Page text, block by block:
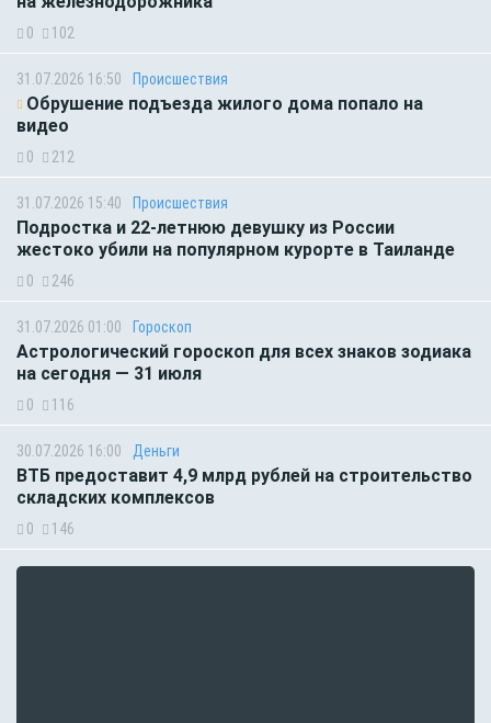
0 102
31.07.2026 16:50 Происшествия
Обрушение подъезда жилого дома попало на
видео
0 212
31.07.2026 15:40 Происшествия
Подростка и 22-летнюю девушку из России
жестоко убили на популярном курорте в Таиланде
0 246
31.07.2026 01:00 Гороскоп
Астрологический гороскоп для всех знаков зодиака
на сегодня — 31 июля
0 116
30.07.2026 16:00 Деньги
ВТБ предоставит 4,9 млрд рублей на строительство
складских комплексов
0 146